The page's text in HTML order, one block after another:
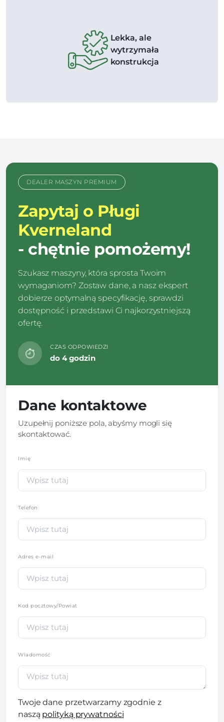
Lekka, ale
wytrzymała
konstrukcja
DEALER MASZYN PREMIUM
Zapytaj o Pługi
Kverneland
- chętnie pomożemy!
Szukasz maszyny, która sprosta Twoim
wymaganiom? Zostaw dane, a nasz ekspert
dobierze optymalną specyfikację, sprawdzi
dostępność i przedstawi Ci najkorzystniejszą
ofertę.
CZAS ODPOWIEDZI
do 4 godzin
Dane kontaktowe
Uzupełnij poniższe pola, abyśmy mogli się
skontaktować.
Imię
Telefon
Adres e-mail
Kod pocztowy/Powiat
Wiadomość
Twoje dane przetwarzamy zgodnie z
naszą polityką prywatności